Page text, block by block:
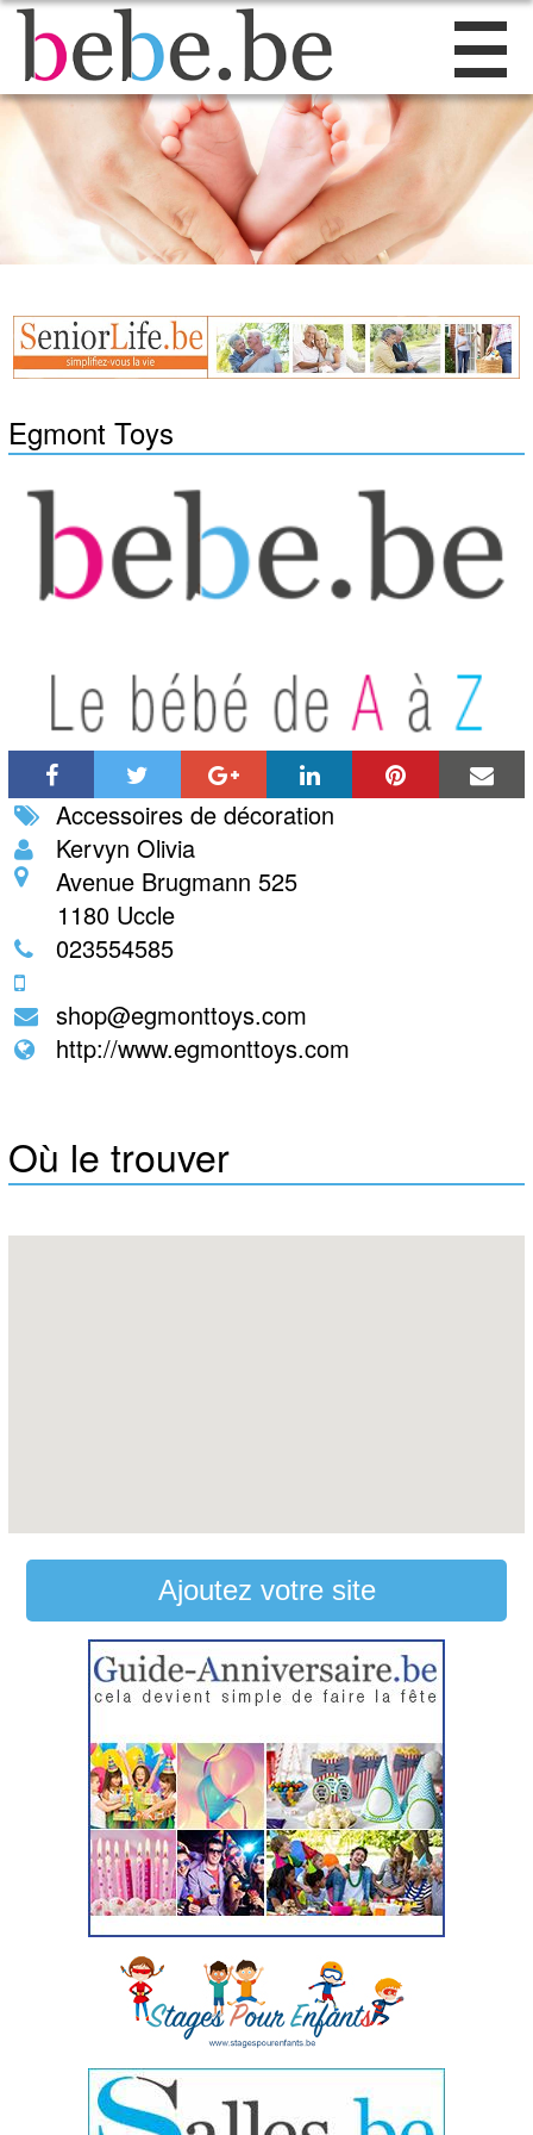
Egmont Toys
Accessoires de décoration
Kervyn Olivia
Avenue Brugmann 525
1180 Uccle
023554585
shop@egmonttoys.com
http://www.egmonttoys.com
Où le trouver
Ajoutez votre site